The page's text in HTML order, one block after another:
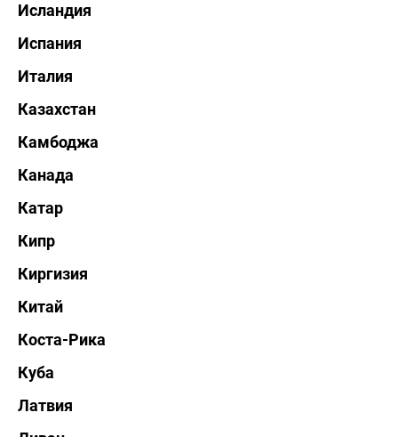
Исландия
Испания
Италия
Казахстан
Камбоджа
Канада
Катар
Кипр
Киргизия
Китай
Коста-Рика
Куба
Латвия